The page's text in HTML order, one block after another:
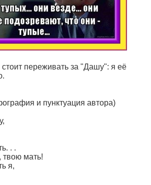
переживать за "Дашу": я её
и пунктуация автора)
. .
твою мать!
я,